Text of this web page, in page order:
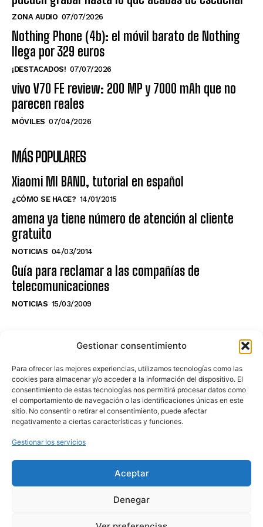
Gestionar consentimiento
Para ofrecer las mejores experiencias, utilizamos tecnologías como las
cookies para almacenar y/o acceder a la información del dispositivo. El
consentimiento de estas tecnologías nos permitirá procesar datos como
el comportamiento de navegación o las identificaciones únicas en este
sitio. No consentir o retirar el consentimiento, puede afectar
negativamente a ciertas características y funciones.
Gestionar los servicios
Aceptar
Denegar
ZONA AUDIO 07/07/2026
Nothing Phone (4b): el móvil barato de Nothing
llega por 329 euros
¡DESTACADOS! 07/07/2026
vivo V70 FE review: 200 MP y 7000 mAh que no
parecen reales
MÓVILES 07/04/2026
MÁS POPULARES
Xiaomi MI BAND, tutorial en español
¿CÓMO SE HACE? 14/01/2015
amena ya tiene número de atención al cliente
gratuito
NOTICIAS 04/03/2014
Guía para reclamar a las compañías de
telecomunicaciones
NOTICIAS 15/03/2009
NO TE PIERDAS LO ÚLTIMO DEL CANAL
Haz clic en «Estoy de acuerdo» para
activar Youtube
POLÍTICA DE COOKIES